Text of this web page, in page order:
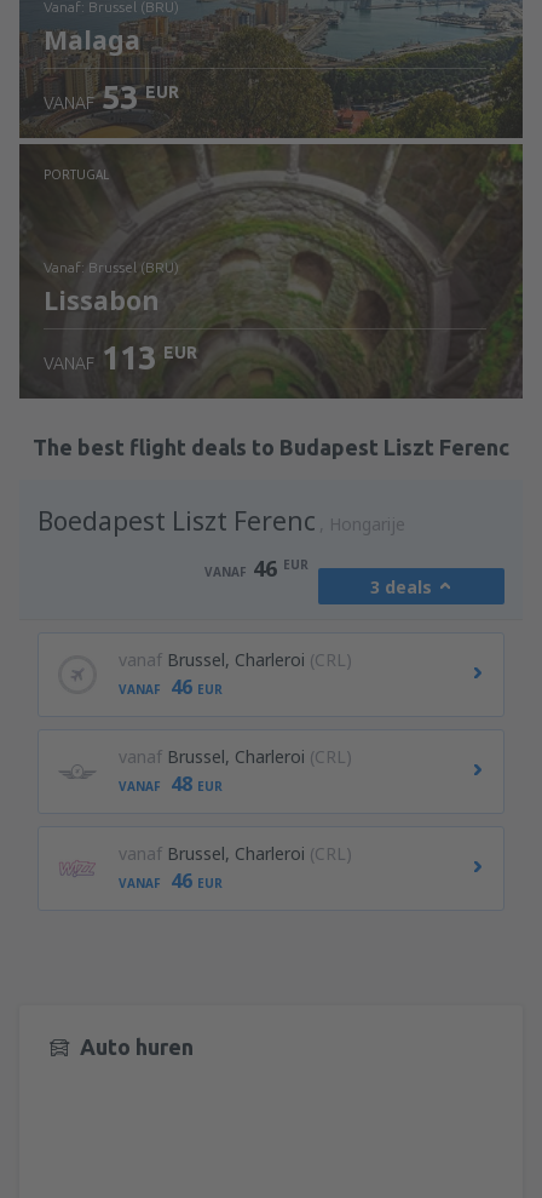
vanaf: Brussel (BRU)
Malaga
Bekijk de details
VANAF 53 EUR
PORTUGAL
vanaf: Brussel (BRU)
Lissabon
Bekijk de details
VANAF 113 EUR
The best flight deals to Budapest Liszt Ferenc
Boedapest Liszt Ferenc Hongarije
VANAF 46 EUR
3 deals
vanaf Brussel, Charleroi (CRL)
VANAF 46 EUR
vanaf Brussel, Charleroi (CRL)
VANAF 48 EUR
vanaf Brussel, Charleroi (CRL)
VANAF 46 EUR
Auto huren